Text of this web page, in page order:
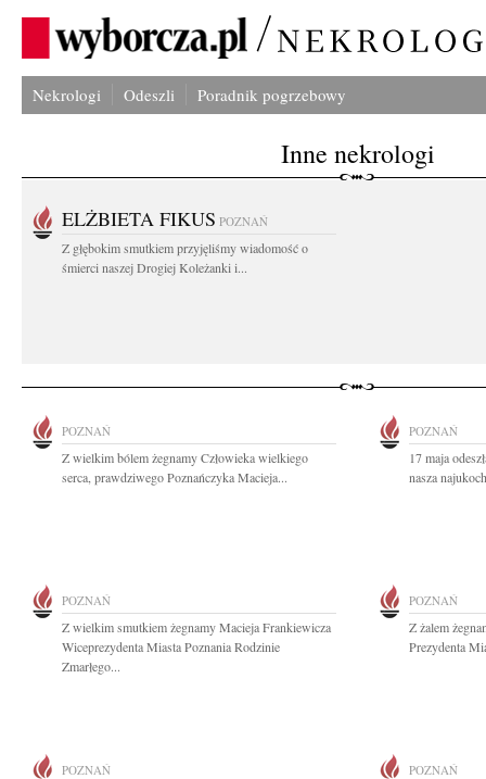
Nekrologi Odeszli Poradnik pogrzebowy
Inne nekrologi
ELŻBIETA FIKUS POZNAŃ
Z głębokim smutkiem przyjęliśmy wiadomość o
śmierci naszej Drogiej Koleżanki i...
POZNAŃ
Z wielkim bólem żegnamy Człowieka wielkiego
serca, prawdziwego Poznańczyka Macieja...
POZNAŃ
17 maja
nasza
POZNAŃ
Z wielkim smutkiem żegnamy Macieja Frankiewicza
Wiceprezydenta Miasta Poznania Rodzinie
Zmarłego...
POZNAŃ
Z żalem
Prezydenta
POZNAŃ POZNAŃ